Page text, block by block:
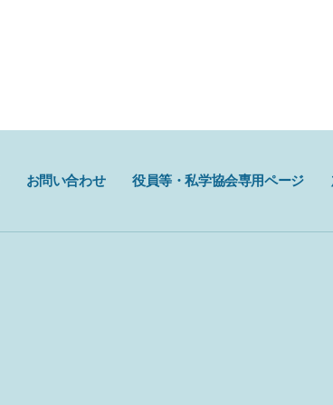
お問い合わせ 役員等・私学協会専用ページ